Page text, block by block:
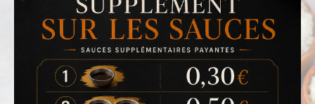
ACCUEIL
LA CARTE
VOTRE COMPTE